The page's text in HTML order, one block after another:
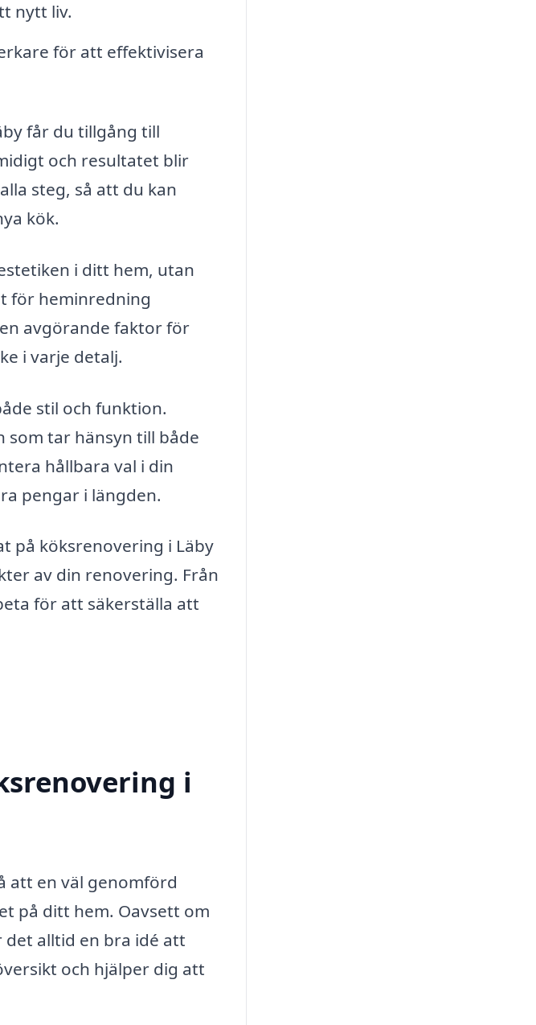
nytt liv.
för att effektivisera
får du tillgång till
och resultatet blir
steg, så att du kan
kök.
i ditt hem, utan
för heminredning
avgörande faktor för
i varje detalj.
stil och funktion.
som tar hänsyn till både
hållbara val i din
pengar i längden.
på köksrenovering i Läby
av din renovering. Från
för att säkerställa att
i
att en väl genomförd
på ditt hem. Oavsett om
alltid en bra idé att
och hjälper dig att